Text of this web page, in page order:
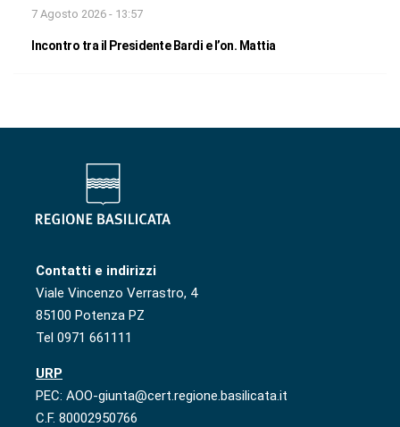
7 Agosto 2026 - 13:57
Incontro tra il Presidente Bardi e l’on. Mattia
Contatti e indirizzi
Viale Vincenzo Verrastro, 4
85100 Potenza PZ
Tel 0971 661111
URP
PEC: AOO-giunta@cert.regione.basilicata.it
C.F. 80002950766